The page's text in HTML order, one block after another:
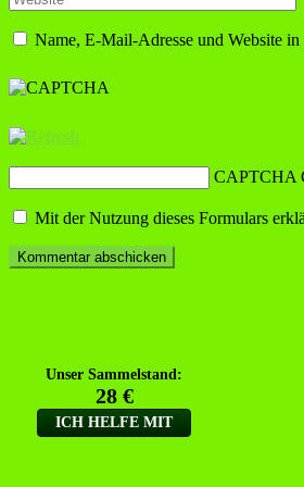
Name, E-Mail-Adresse und Website
CAPTCHA
Mit der Nutzung dieses Formulars